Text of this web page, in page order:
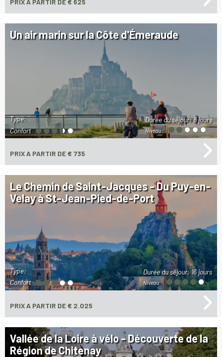
PRIXA PARTIR DE € 625
Un air marin sur la Côte d'Émeraude
Durée du séjour:8 jours
Niveau:
Type:
Confort
PRIXA PARTIR DE € 735
Le Chemin de Saint-Jacques - Du Puy-en-
Velay à St-Jean-Pied-de-Port
Durée du séjour:16 jours
Niveau:
Type:
Confort
PRIXA PARTIR DE € 2.025
Vallée de la Loire à vélo - Découverte de la
Région de Chitenay